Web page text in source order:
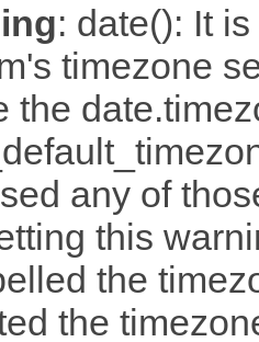
: date(): It
timezone
the
any of
this
the
the